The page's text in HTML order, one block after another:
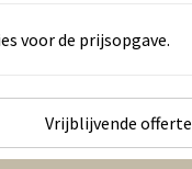
voor de prijsopgave.
Vrijblijvende offerte